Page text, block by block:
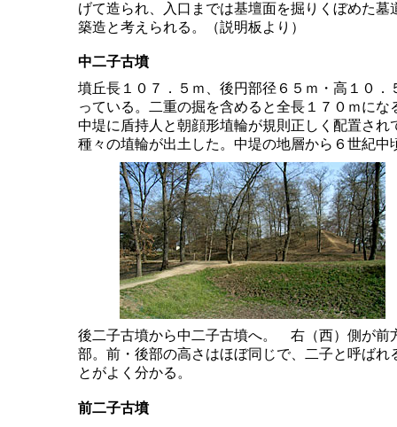
げて造られ、入口までは基壇面を掘りくぼめた
築造と考えられる。（説明板より）
中二子古墳
墳丘長１０７．５ｍ、後円部径６５ｍ・高１０
っている。二重の掘を含めると全長１７０ｍに
中堤に盾持人と朝顔形埴輪が規則正しく配置さ
種々の埴輪が出土した。中堤の地層から６世紀中
後二子古墳から中二子古墳へ。 右（西）側が前
部。前・後部の高さはほぼ同じで、二子と呼ばれ
とがよく分かる。
前二子古墳